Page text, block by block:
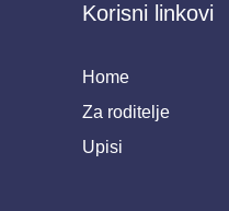
Korisni linkovi
Home
Za roditelje
Upisi